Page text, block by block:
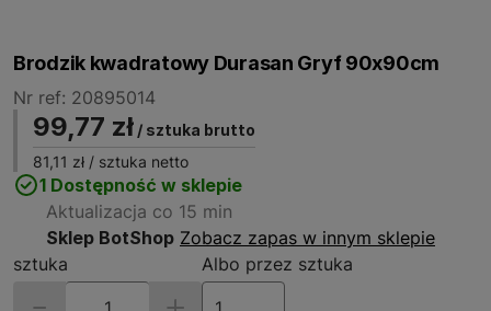
Brodzik kwadratowy Durasan Gryf 90x90cm
Nr ref: 20895014
99,77 zł / sztuka brutto
81,11 zł / sztuka netto
1 Dostępność w sklepie
Aktualizacja co 15 min
Sklep BotShop Zobacz zapas w innym sklepie
sztuka
Albo przez sztuka